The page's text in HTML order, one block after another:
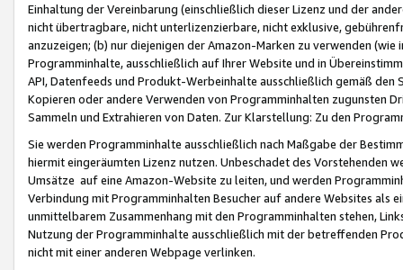
Einhaltung der Vereinbarung (einschließlich dieser Lizenz und der
nicht übertragbare, nicht unterlizenzierbare, nicht exklusive,
anzuzeigen; (b) nur diejenigen der Amazon-Marken zu verwenden
Programminhalte, ausschließlich auf Ihrer Website und in
API, Datenfeeds und Produkt-Werbeinhalte ausschließlich gemäß
Kopieren oder andere Verwenden von Programminhalten zugunsten
Sammeln und Extrahieren von Daten. Zur Klarstellung: Zu den
Sie werden Programminhalte ausschließlich nach Maßgabe der
hiermit eingeräumten Lizenz nutzen. Unbeschadet des Vorstehenden
Umsätze auf eine Amazon-Website zu leiten, und werden
Verbindung mit Programminhalten Besucher auf andere Websites als
unmittelbarem Zusammenhang mit den Programminhalten stehen,
Nutzung der Programminhalte ausschließlich mit der betreffenden
nicht mit einer anderen Webpage verlinken.